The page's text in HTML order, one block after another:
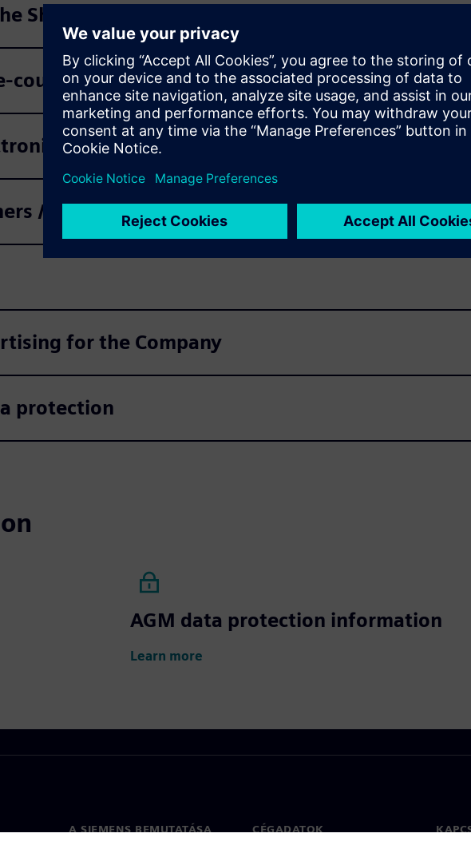
Shareholders' Meeting
counting
delivery of invitations to Shareholders'
/ legal entities
for the Company
protection
AGM data protection information
Learn more
A SIEMENS BEMUTATÁSA CÉGADATOK